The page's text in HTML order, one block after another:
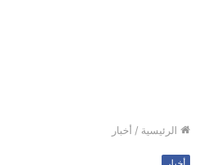
الرئيسية / أخبار